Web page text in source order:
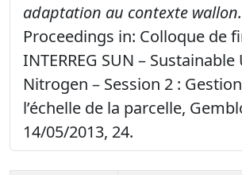
adaptation au contexte wallon.
Proceedings in: Colloque de
INTERREG SUN –
Nitrogen – Session 2 :
l’échelle de la parcelle,
14/05/2013, 24.